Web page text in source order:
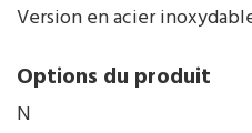
Version en acier
Options du produit
N